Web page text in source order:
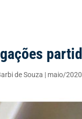
de Souza | maio/2020